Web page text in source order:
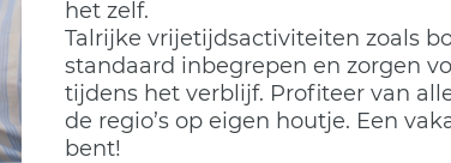
het zelf.
Talrijke vrijetijdsactiviteiten zoals
standaard inbegrepen en zorgen
tijdens het verblijf. Profiteer van
de regio’s op eigen houtje. Een
bent!